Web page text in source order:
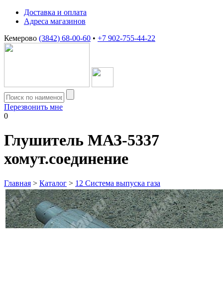
Доставка и оплата
Адреса магазинов
Кемерово (3842) 68-00-60 • +7 902-755-44-22
Перезвонить мне
0
Глушитель МАЗ-5337
хомут.соединение
Главная > Каталог > 12 Система выпуска газа